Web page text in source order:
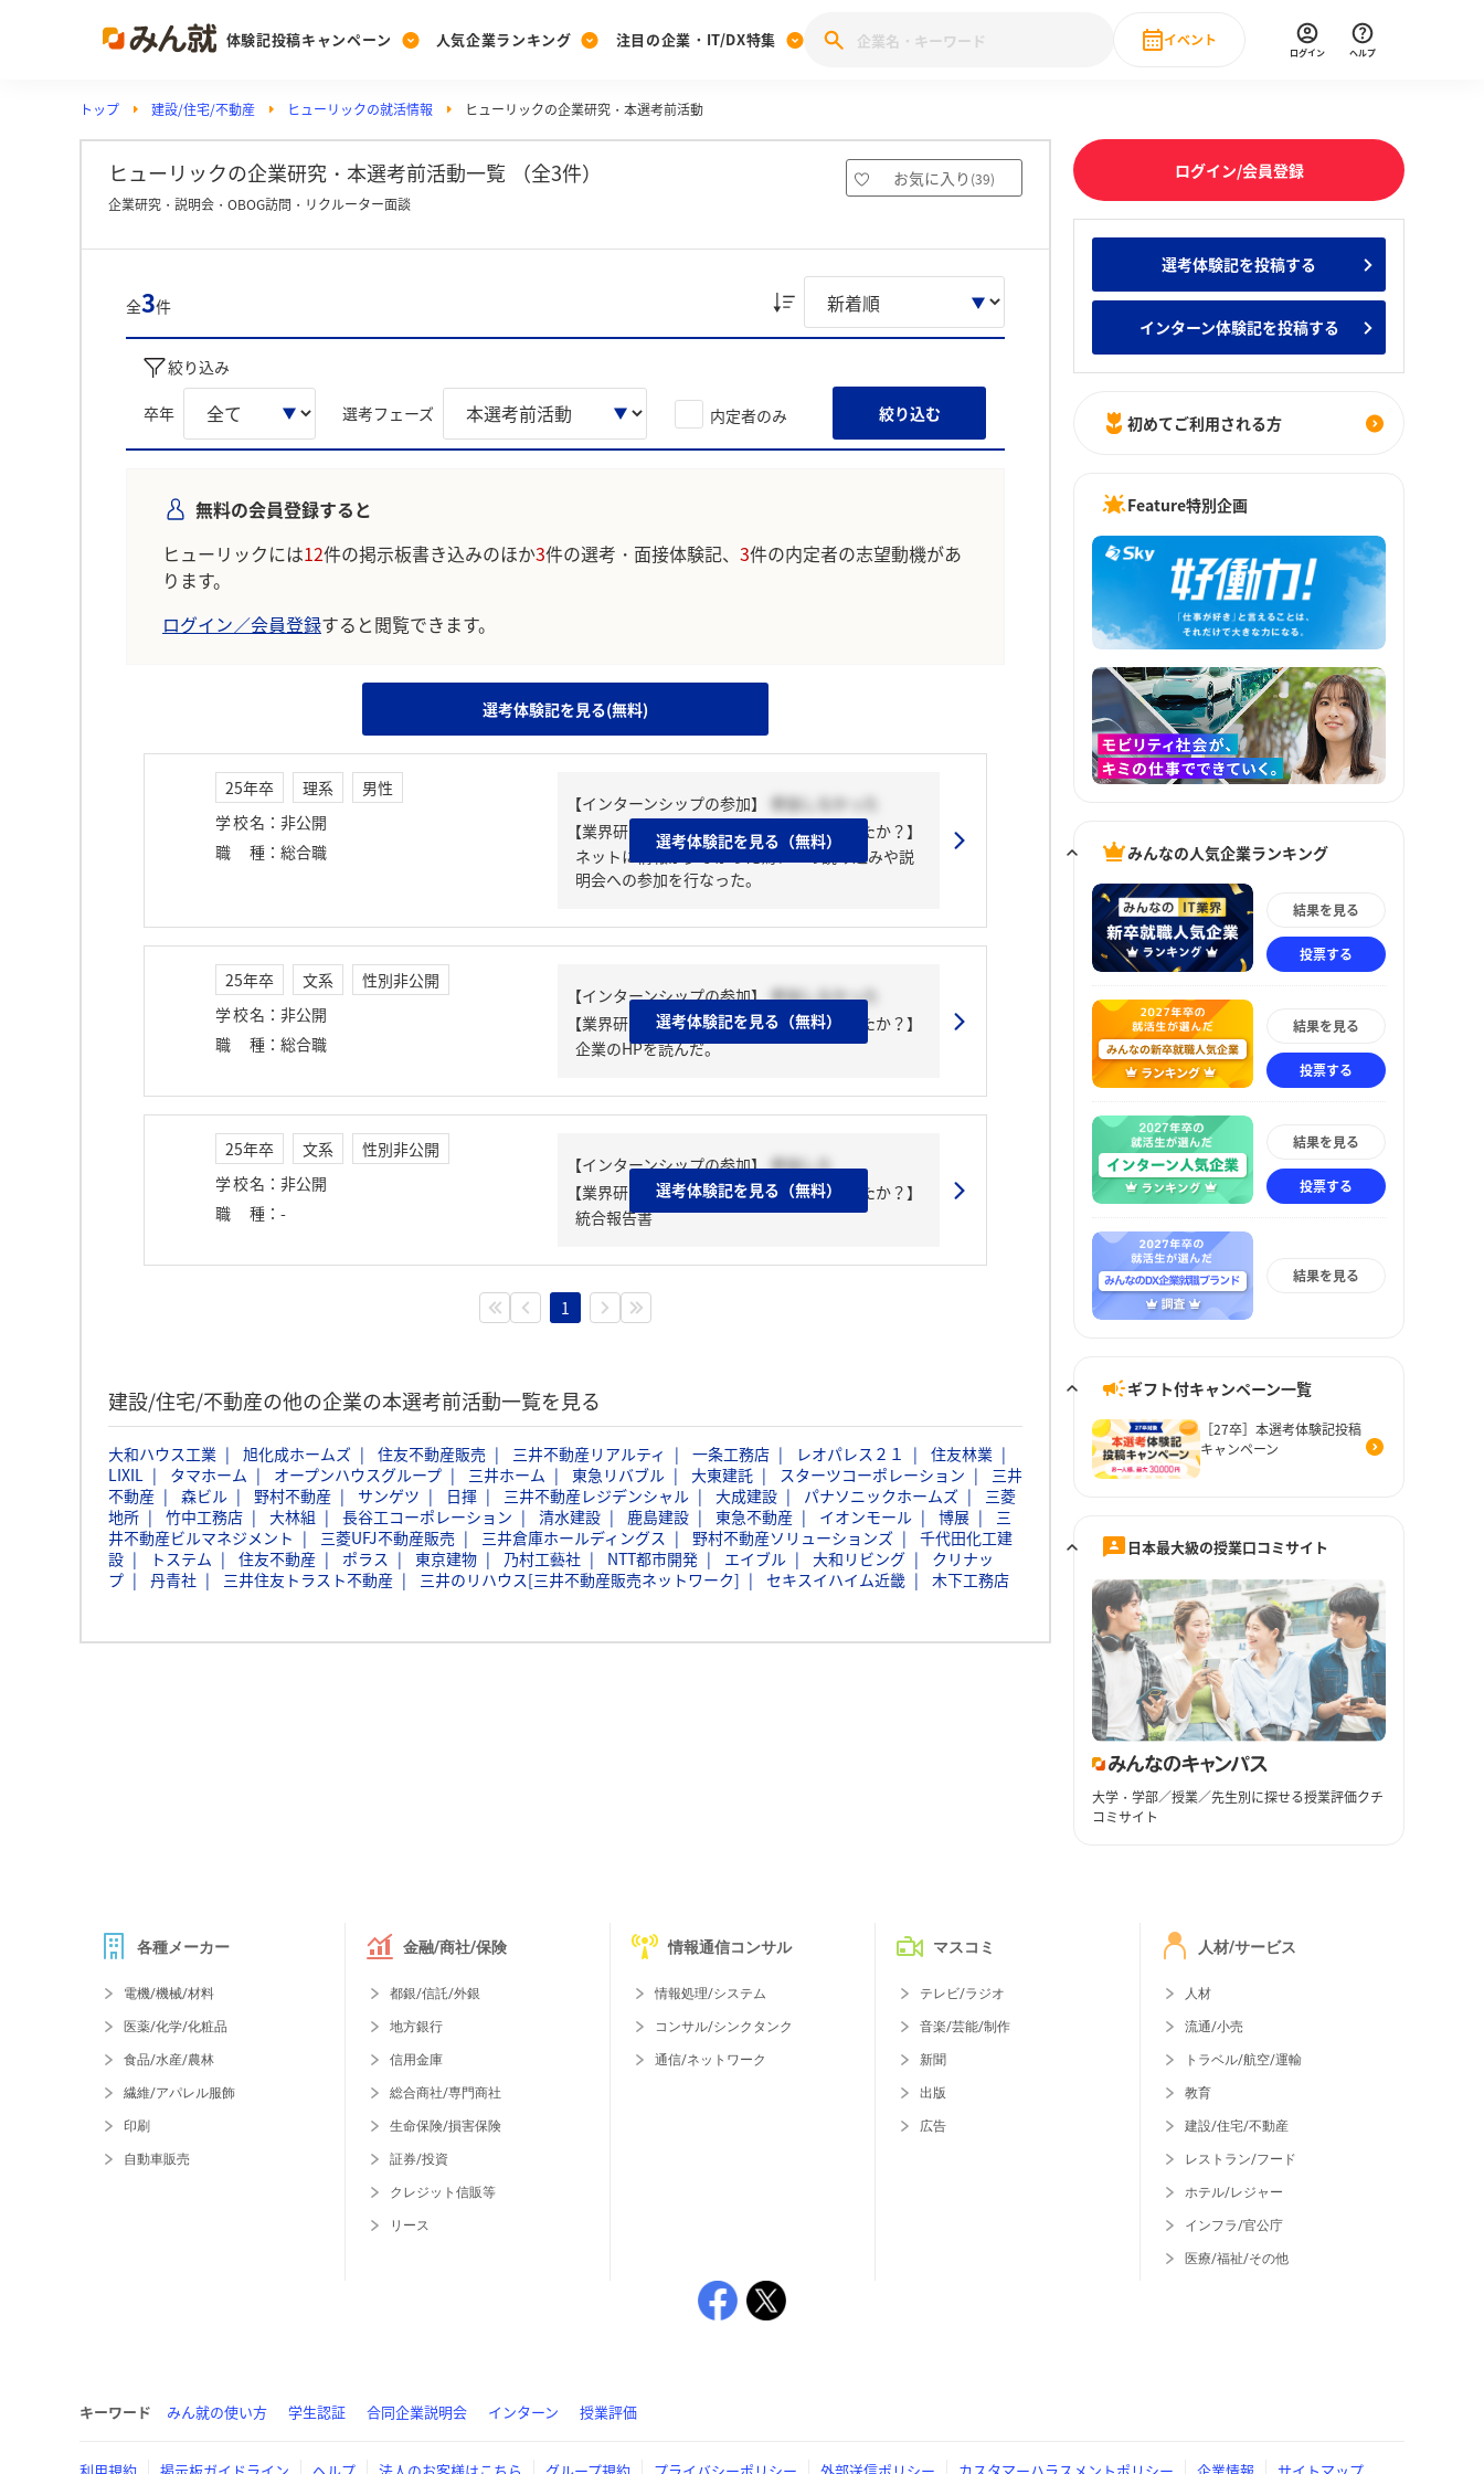
体験記投稿キャンペーン
Post
投稿する
[27卒] 本選考体験記投稿キャンペーン
人気企業ランキング
Ranking
ランキングを見る
Vote みんなの新卒就職人気企業ランキング みんなのインターン人気企業ランキ
注目の企業・IT/DX特集
PickUp
注目の企業特集
28卒 IT・DX現場社員インタビュー
イベント
直近のイベント一覧
ログイン ヘルプ
トップ 建設/住宅/不動産 ヒューリックの就活情報 ヒューリックの企業研究・本選考前活動
ヒューリックの企業研究・本選考前活動一覧 （全3件） お気に入り (39)
企業研究・説明会・OBOG訪問・リクルーター面談
全3件
絞り込み
卒年 選考フェーズ 内定者のみ 絞り込む
無料の会員登録すると
ヒューリックには12件の掲示板書き込みのほか3件の選考・面接体験記、 3件の内定者の志望動機があ
ります。
ログイン／会員登録すると閲覧できます。
選考体験記を見る(無料)
25年卒 理系
男性
学校名 ： 非公開
職種 ： 総合職
【インターンシップの参加】
参加しなかった
【業界研究・企業研究はどんな風にしましたか？】
ネットに情報が少なかった為、IRの読み込みや説
明会への参加を行なった。
選考体験記を見る（無料）
25年卒 文系
性別非公開
学校名 ： 非公開
職種 ： 総合職
【インターンシップの参加】 参加しなかった
【業界研究・企業研究はどんな風にしましたか？】
企業のHPを読んだ。
選考体験記を見る（無料）
25年卒 文系
性別非公開
学校名 ： 非公開
職種 ： -
【インターンシップの参加】 参加した
【業界研究・企業研究はどんな風にしましたか？】
統合報告書
選考体験記を見る（無料）
1
建設/住宅/不動産の他の企業の本選考前活動一覧を見る
大和ハウス工業 旭化成ホームズ 住友不動産販売 三井不動産リアルティ 一条工務店 レオパレス２１
住友林業
LIXIL
タマホーム オープンハウスグループ 三井ホーム 東急リバブル 大東建託 スターツコーポレーション
三井
不動産
森ビル 野村不動産 サンゲツ 日揮 三井不動産レジデンシャル 大成建設 パナソニックホームズ
三菱
地所
竹中工務店 大林組 長谷工コーポレーション 清水建設 鹿島建設 東急不動産 イオンモール 博展
三
井不動産ビルマネジメント
三菱UFJ不動産販売 三井倉庫ホールディングス 野村不動産ソリューションズ
千代田化工建
設
トステム 住友不動産 ポラス 東京建物 乃村工藝社 NTT都市開発 エイブル 大和リビング
クリナッ
プ
丹青社 三井住友トラスト不動産 三井のリハウス[三井不動産販売ネットワーク] セキスイハイム近畿 木下工務店
ログイン/会員登録
選考体験記を投稿する
インターン体験記を投稿する
初めてご利用される方
Feature特別企画
みんなの人気企業ランキング
結果を見る
投票する
結果を見る
投票する
結果を見る
投票する
結果を見る
ギフト付キャンペーン一覧
［27卒］本選考体験記投稿
キャンペーン
日本最大級の授業口コミサイト
大学・学部／授業／先生別に探せる授業評価クチ
コミサイト
各種メーカー
電機/機械/材料
医薬/化学/化粧品
食品/水産/農林
繊維/アパレル服飾
印刷
自動車販売
金融/商社/保険
都銀/信託/外銀
地方銀行
信用金庫
総合商社/専門商社
生命保険/損害保険
証券/投資
クレジット信販等
リース
情報通信コンサル
情報処理/システム
コンサル/シンクタンク
通信/ネットワーク
マスコミ
テレビ/ラジオ
音楽/芸能/制作
新聞
出版
広告
人材/サービス
人材
流通/小売
トラベル/航空/運輸
教育
建設/住宅/不動産
レストラン/フード
ホテル/レジャー
インフラ/官公庁
医療/福祉/その他
キーワード みん就の使い方 学生認証 合同企業説明会 インターン 授業評価